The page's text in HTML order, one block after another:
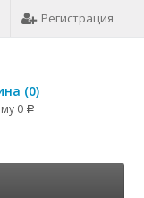
Регистрация
(0)
0 Р